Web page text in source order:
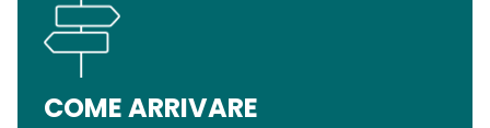
COME ARRIVARE